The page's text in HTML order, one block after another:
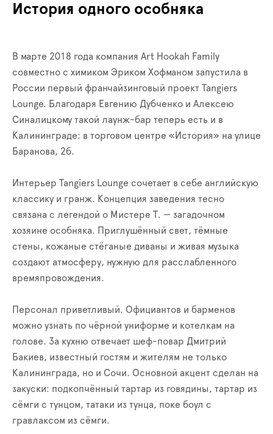
История одного особняка
В марте 2018 года компания Art Hookah Family
совместно с химиком Эриком Хофманом запустила в
России первый франчайзинговый проект Tangiers
Lounge. Благодаря Евгению Дубченко и Алексею
Синалицкому такой лаунж-бар теперь есть и в
Калининграде: в торговом центре «История» на улице
Баранова, 2б.
Интерьер Tangiers Lounge сочетает в себе английскую
классику и гранж. Концепция заведения тесно
связана с легендой о Мистере Т. — загадочном
хозяине особняка. Приглушённый свет, тёмные
стены, кожаные стёганые диваны и живая музыка
создают атмосферу, нужную для расслабленного
времяпровождения.
Персонал приветливый. Официантов и барменов
можно узнать по чёрной униформе и котелкам на
голове. За кухню отвечает шеф-повар Дмитрий
Бакиев, известный гостям и жителям не только
Калининграда, но и Сочи. Основной акцент сделан на
закуски: подкопчённый тартар из говядины, тартар из
сёмги с тунцом, татаки из тунца, поке боул с
гравлаксом из сёмги.